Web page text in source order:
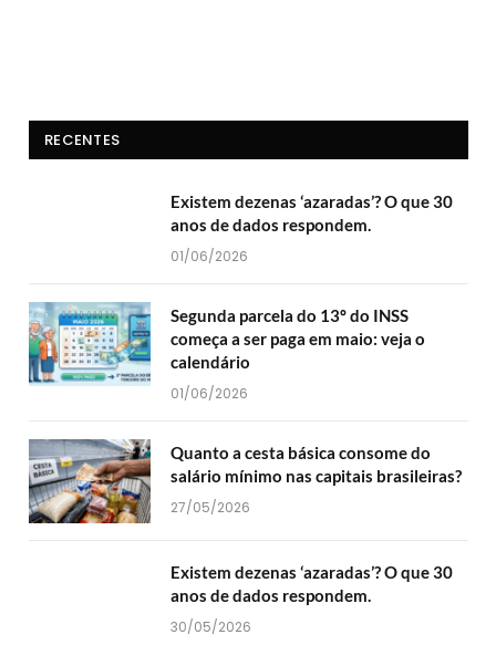
RECENTES
Existem dezenas ‘azaradas’? O que 30
anos de dados respondem.
01/06/2026
Segunda parcela do 13º do INSS
começa a ser paga em maio: veja o
calendário
01/06/2026
Quanto a cesta básica consome do
salário mínimo nas capitais brasileiras?
27/05/2026
Existem dezenas ‘azaradas’? O que 30
anos de dados respondem.
30/05/2026